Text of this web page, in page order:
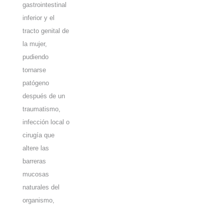
gastrointestinal
inferior y el
tracto genital de
la mujer,
pudiendo
tornarse
patógeno
después de un
traumatismo,
infección local o
cirugía que
altere las
barreras
mucosas
naturales del
organismo,